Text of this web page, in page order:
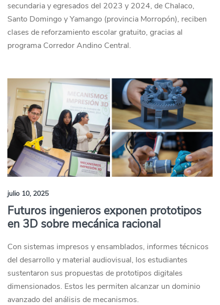
secundaria y egresados del 2023 y 2024, de Chalaco,
Santo Domingo y Yamango (provincia Morropón), reciben
clases de reforzamiento escolar gratuito, gracias al
programa Corredor Andino Central.
julio 10, 2025
Futuros ingenieros exponen prototipos
en 3D sobre mecánica racional
Con sistemas impresos y ensamblados, informes técnicos
del desarrollo y material audiovisual, los estudiantes
sustentaron sus propuestas de prototipos digitales
dimensionados. Estos les permiten alcanzar un dominio
avanzado del análisis de mecanismos.